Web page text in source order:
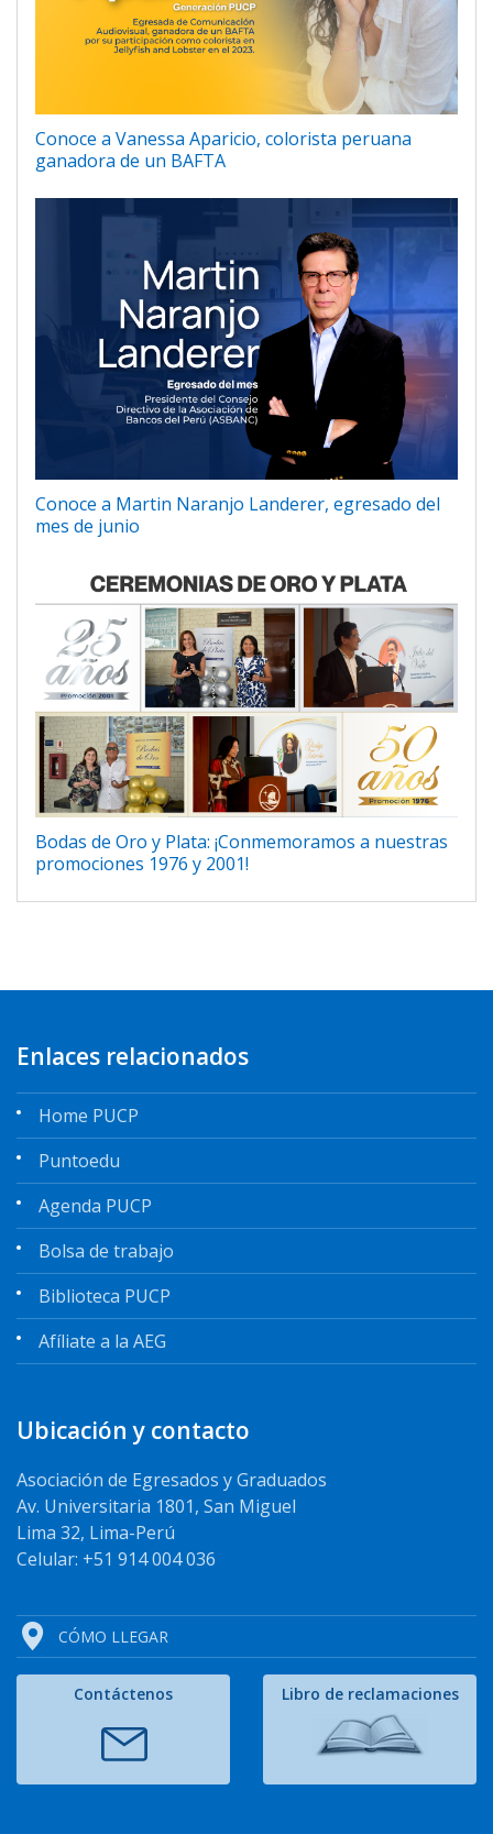
Conoce a Vanessa Aparicio, colorista peruana
ganadora de un BAFTA
Conoce a Martin Naranjo Landerer, egresado del
mes de junio
Bodas de Oro y Plata: ¡Conmemoramos a nuestras
promociones 1976 y 2001!
Enlaces relacionados
Home PUCP
Puntoedu
Agenda PUCP
Bolsa de trabajo
Biblioteca PUCP
Afíliate a la AEG
Ubicación y contacto
Asociación de Egresados y Graduados
Av. Universitaria 1801, San Miguel
Lima 32, Lima-Perú
Celular: +51 914 004 036
CÓMO LLEGAR
Contáctenos Libro de reclamaciones